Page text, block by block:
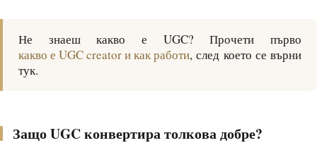
Не знаеш какво е UGC? Прочети първо
какво е UGC creator и как работи, след което се върни
тук.
Защо UGC конвертира толкова добре?